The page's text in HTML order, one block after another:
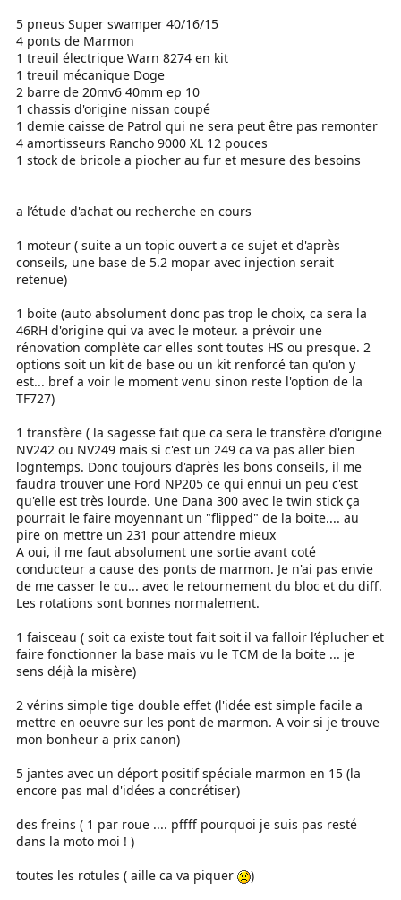
5 pneus Super swamper 40/16/15
4 ponts de Marmon
1 treuil électrique Warn 8274 en kit
1 treuil mécanique Doge
2 barre de 20mv6 40mm ep 10
1 chassis d'origine nissan coupé
1 demie caisse de Patrol qui ne sera peut être pas remonter
4 amortisseurs Rancho 9000 XL 12 pouces
1 stock de bricole a piocher au fur et mesure des besoins
a l’étude d'achat ou recherche en cours
1 moteur ( suite a un topic ouvert a ce sujet et d'après
conseils, une base de 5.2 mopar avec injection serait
retenue)
1 boite (auto absolument donc pas trop le choix, ca sera la
46RH d'origine qui va avec le moteur. a prévoir une
rénovation complète car elles sont toutes HS ou presque. 2
options soit un kit de base ou un kit renforcé tan qu'on y
est... bref a voir le moment venu sinon reste l'option de la
TF727)
1 transfère ( la sagesse fait que ca sera le transfère d'origine
NV242 ou NV249 mais si c'est un 249 ca va pas aller bien
logntemps. Donc toujours d'après les bons conseils, il me
faudra trouver une Ford NP205 ce qui ennui un peu c'est
qu'elle est très lourde. Une Dana 300 avec le twin stick ça
pourrait le faire moyennant un "flipped" de la boite.... au
pire on mettre un 231 pour attendre mieux
A oui, il me faut absolument une sortie avant coté
conducteur a cause des ponts de marmon. Je n'ai pas envie
de me casser le cu... avec le retournement du bloc et du diff.
Les rotations sont bonnes normalement.
1 faisceau ( soit ca existe tout fait soit il va falloir l’éplucher et
faire fonctionner la base mais vu le TCM de la boite ... je
sens déjà la misère)
2 vérins simple tige double effet (l'idée est simple facile a
mettre en oeuvre sur les pont de marmon. A voir si je trouve
mon bonheur a prix canon)
5 jantes avec un déport positif spéciale marmon en 15 (la
encore pas mal d'idées a concrétiser)
des freins ( 1 par roue .... pffff pourquoi je suis pas resté
dans la moto moi ! )
toutes les rotules ( aille ca va piquer
)